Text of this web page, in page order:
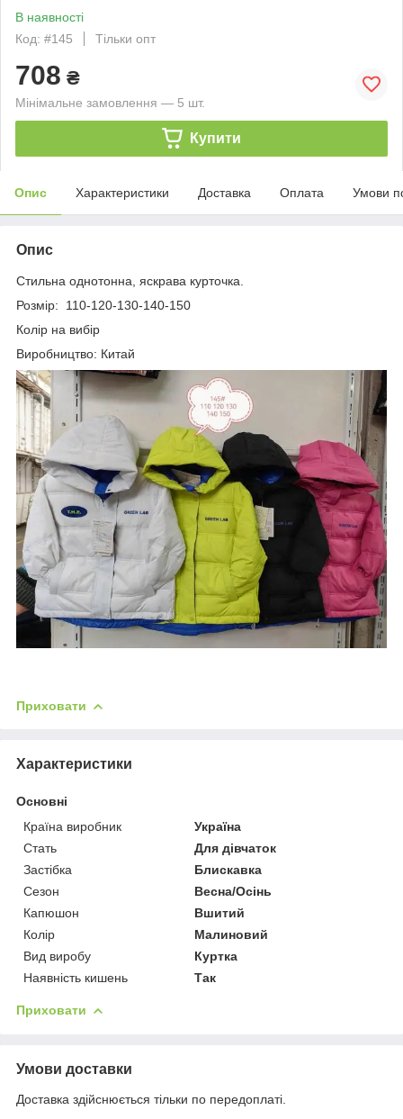
В наявності
Код: #145
Тільки опт
708 ₴
Мінімальне замовлення — 5 шт.
Купити
Опис Характеристики Доставка Оплата Умови
Опис
Стильна однотонна, яскрава курточка.
Розмір: 110-120-130-140-150
Колір на вибір
Виробництво: Китай
Приховати
Характеристики
Основні
Країна виробник
Україна
Стать
Для дівчаток
Застібка
Блискавка
Сезон
Весна/Осінь
Капюшон
Вшитий
Колір
Малиновий
Вид виробу
Куртка
Наявність кишень
Так
Приховати
Умови доставки
Доставка здійснюється тільки по передоплаті.